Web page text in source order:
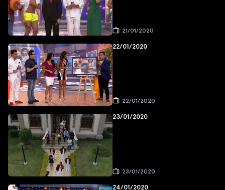
21/01/2020
22/01/2020
22/01/2020
23/01/2020
23/01/2020
24/01/2020